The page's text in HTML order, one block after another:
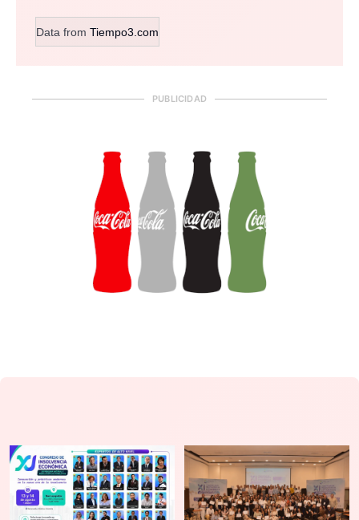
Data from Tiempo3.com
PUBLICIDAD